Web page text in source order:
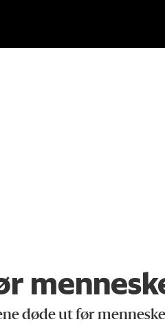
døde ut før